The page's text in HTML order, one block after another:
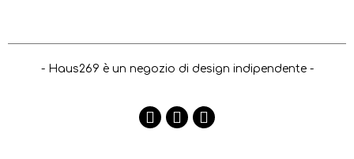
- Haus269 è un negozio di design indipendente -